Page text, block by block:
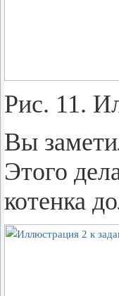
Рис. 11.
Вы
Этого
ко­тен­ка